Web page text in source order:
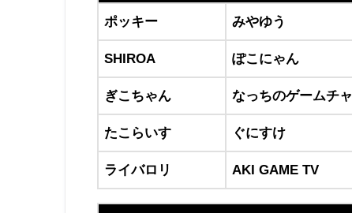
ポッキー みやゆう
SHIROA ぽこにゃん
ぎこちゃん なっちのゲームチ
たこらいす ぐにすけ
ライバロリ AKI GAME TV